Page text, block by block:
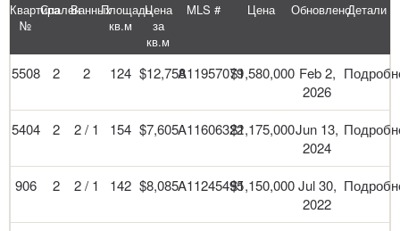
Квартира
№
СпаленВанныхПлощадь
кв.м
Цена
за
кв.м
MLS # Цена ОбновленоДетали
5508 2 2 124 $12,758A11957079$1,580,000 Feb 2,
2026
5404 2 2 / 1 154 $7,605A11606322$1,175,000Jun 13,
2024
906 2 2 / 1 142 $8,085A11245495$1,150,000Jul 30,
2022